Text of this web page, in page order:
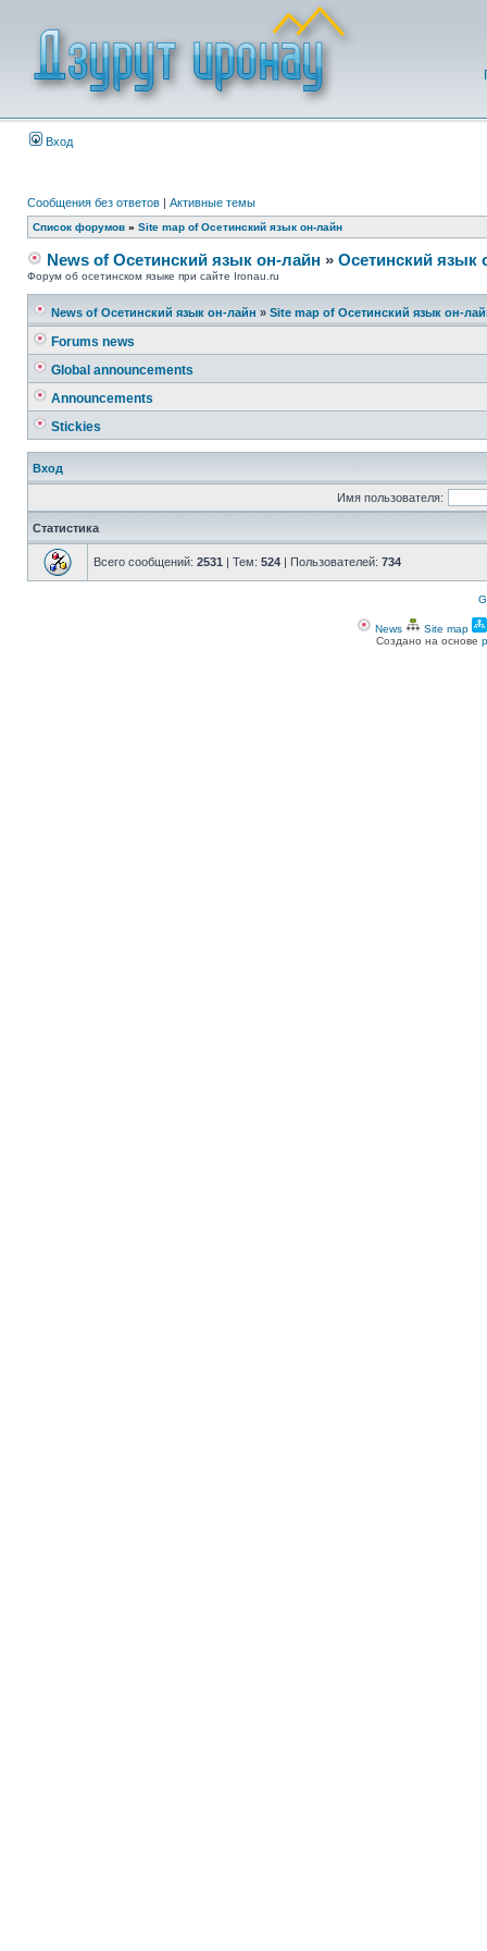
Вход
Сообщения без ответов | Активные темы
Список форумов » Site map of Осетинский язык он-лайн
News of Осетинский язык он-лайн » Осетинский язык
Форум об осетинском языке при сайте Ironau.ru
News of Осетинский язык он-лайн » Site map of Осетинский язык он-
Forums news
Global announcements
Announcements
Stickies
Вход
Имя пользователя:
Статистика
Всего сообщений: 2531 | Тем: 524 | Пользователей: 734
News Site map
Создано на основе